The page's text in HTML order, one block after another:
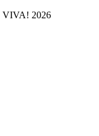
VIVA! 2026